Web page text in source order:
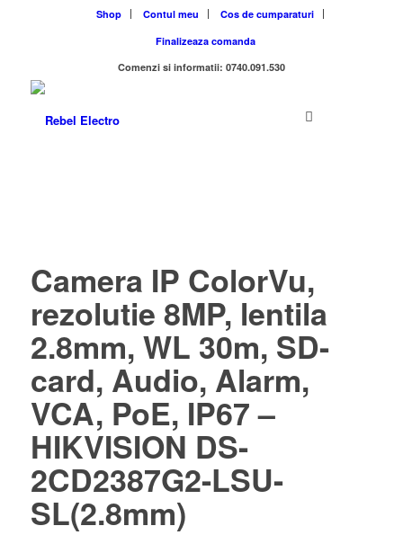
Shop Contul meu
Cos de cumparaturi
Finalizeaza comanda
Comenzi si informatii: 0740.091.530
Camera IP ColorVu,
rezolutie 8MP, lentila
2.8mm, WL 30m, SD-
card, Audio, Alarm,
VCA, PoE, IP67 –
HIKVISION DS-
2CD2387G2-LSU-
SL(2.8mm)